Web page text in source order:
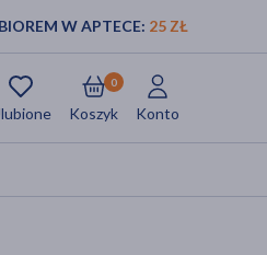
W APTECE: 25 ZŁ
Koszyk
0
Konto